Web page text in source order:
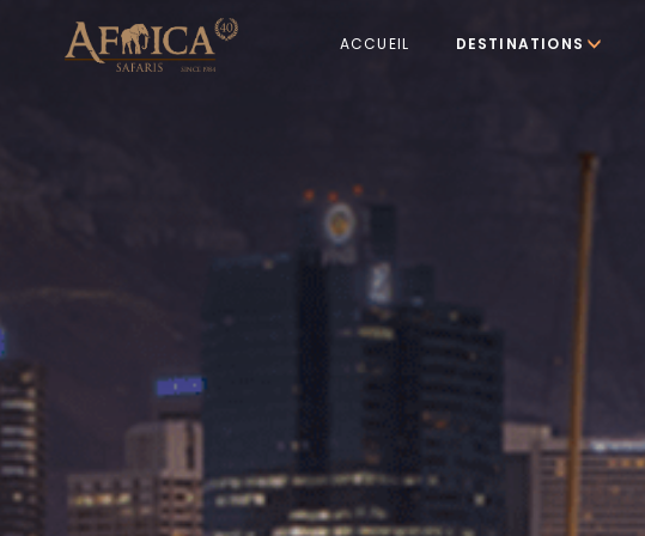
ACCUEIL DESTINATIONS